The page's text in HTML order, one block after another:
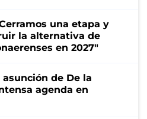
una etapa y
la alternativa de
en 2027"
de De la
agenda en